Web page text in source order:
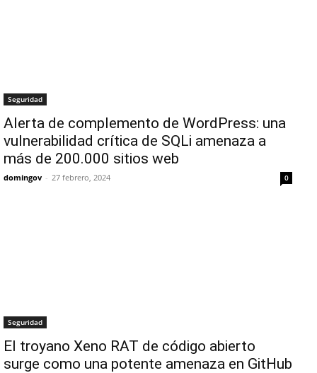
Seguridad
Alerta de complemento de WordPress: una
vulnerabilidad crítica de SQLi amenaza a
más de 200.000 sitios web
domingov - 27 febrero, 2024 0
Seguridad
El troyano Xeno RAT de código abierto
surge como una potente amenaza en GitHub